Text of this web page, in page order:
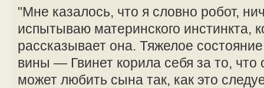
"Мне казалось, что я словно робот,
испытываю материнского инстинкта,
рассказывает она. Тяжелое
вины — Гвинет корила себя за то, что
может любить сына так, как это